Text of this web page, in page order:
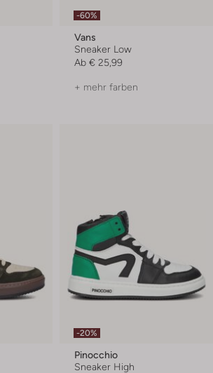
-60%
Vans
Sneaker Low
Ab € 25,99
+ mehr farben
-20%
Pinocchio
Sneaker High